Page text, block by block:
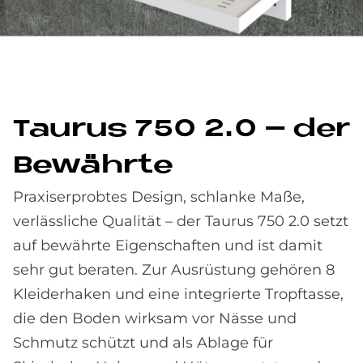
Tau­rus 750 2.0 – der
Be­währ­te
Praxiserprobtes Design, schlanke Maße,
verlässliche Qualität – der Taurus 750 2.0 setzt
auf bewährte Eigenschaften und ist damit
sehr gut beraten. Zur Ausrüstung gehören 8
Kleiderhaken und eine integrierte Tropftasse,
die den Boden wirksam vor Nässe und
Schmutz schützt und als Ablage für